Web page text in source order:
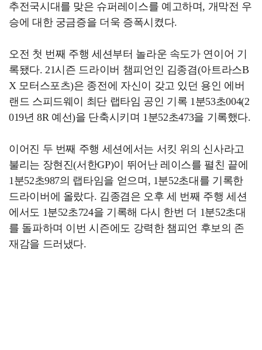
추전국시대를 맞은 슈퍼레이스를 예고하며, 개막전 우
승에 대한 궁금증을 더욱 증폭시켰다.
오전 첫 번째 주행 세션부터 놀라운 속도가 연이어 기
록됐다. 21시즌 드라이버 챔피언인 김종겸(아트라스B
X 모터스포츠)은 종전에 자신이 갖고 있던 용인 에버
랜드 스피드웨이 최단 랩타임 공인 기록 1분53초004(2
019년 8R 예선)을 단축시키며 1분52초473을 기록했다.
이어진 두 번째 주행 세션에서는 서킷 위의 신사라고
불리는 장현진(서한GP)이 뛰어난 레이스를 펼친 끝에
1분52초987의 랩타임을 얻으며, 1분52초대를 기록한
드라이버에 올랐다. 김종겸은 오후 세 번째 주행 세션
에서도 1분52초724을 기록해 다시 한번 더 1분52초대
를 돌파하며 이번 시즌에도 강력한 챔피언 후보의 존
재감을 드러냈다.